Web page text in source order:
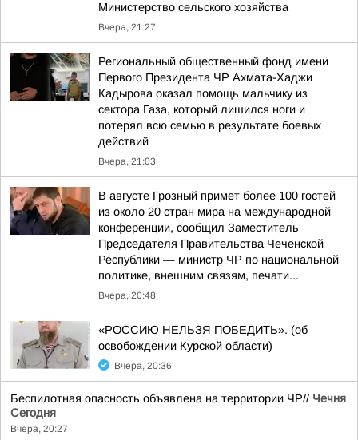
Министерство сельского хозяйства
Вчера, 21:27
Региональный общественный фонд имени
Первого Президента ЧР Ахмата-Хаджи
Кадырова оказал помощь мальчику из
сектора Газа, который лишился ноги и
потерял всю семью в результате боевых
действий
Вчера, 21:03
В августе Грозный примет более 100 гостей
из около 20 стран мира на международной
конференции, сообщил Заместитель
Председателя Правительства Чеченской
Республики — министр ЧР по национальной
политике, внешним связям, печати...
Вчера, 20:48
«РОССИЮ НЕЛЬЗЯ ПОБЕДИТЬ». (об
освобождении Курской области)
Вчера, 20:36
Беспилотная опасность объявлена на территории ЧР// Чечня
Сегодня
Вчера, 20:27